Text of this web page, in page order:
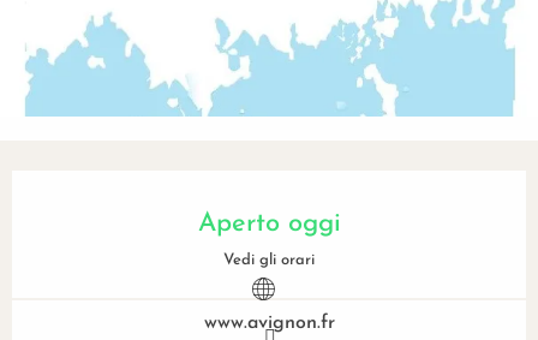
Aperto oggi
Vedi gli orari
www.avignon.fr